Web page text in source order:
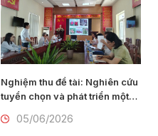
Nghiệm thu đề tài: Nghiên cứu
tuyển chọn và phát triển một
(Gladiolus communis L.) tại
05/06/2026